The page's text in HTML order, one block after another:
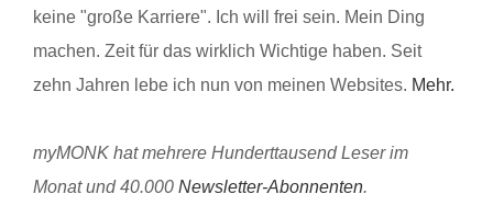
keine "große Karriere". Ich will frei sein. Mein Ding
machen. Zeit für das wirklich Wichtige haben. Seit
zehn Jahren lebe ich nun von meinen Websites. Mehr.
myMONK hat mehrere Hunderttausend Leser im
Monat und 40.000 Newsletter-Abonnenten.